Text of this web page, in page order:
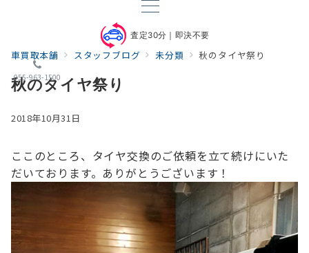
査定30分｜即決不要
055-963-1500
車買取本舗 スタッフブログ 未分類 秋のタイヤ祭り
秋のタイヤ祭り
2018年10月31日
ここのところ、タイヤ交換のご依頼を立て続けにいた
だいております。 ありがとうございます！